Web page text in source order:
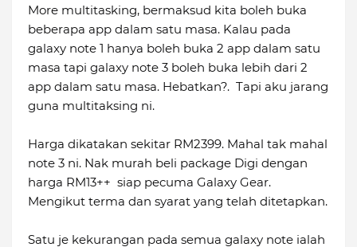
More multitasking, bermaksud kita boleh buka
beberapa app dalam satu masa. Kalau pada
galaxy note 1 hanya boleh buka 2 app dalam satu
masa tapi galaxy note 3 boleh buka lebih dari 2
app dalam satu masa. Hebatkan?. Tapi aku jarang
guna multitaksing ni.
Harga dikatakan sekitar RM2399. Mahal tak mahal
note 3 ni. Nak murah beli package Digi dengan
harga RM13++ siap pecuma Galaxy Gear.
Mengikut terma dan syarat yang telah ditetapkan.
Satu je kekurangan pada semua galaxy note ialah